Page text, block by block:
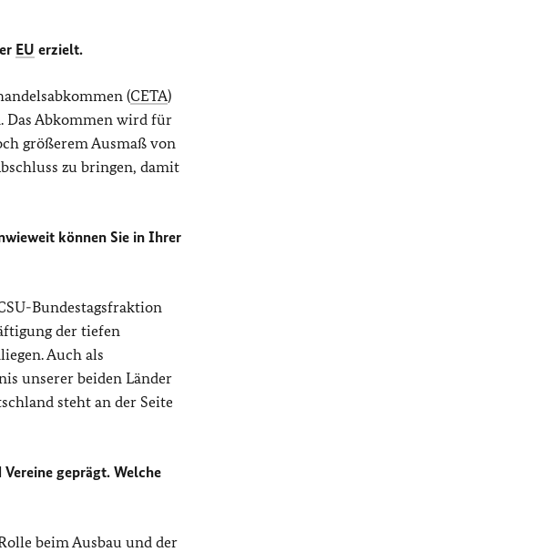
EU erzielt.
(CETA)
Das Abkommen wird für
größerem Ausmaß von
zu bringen, damit
können Sie in Ihrer
Bundestagsfraktion
der tiefen
Auch als
unserer beiden Länder
steht an der Seite
geprägt. Welche
beim Ausbau und der